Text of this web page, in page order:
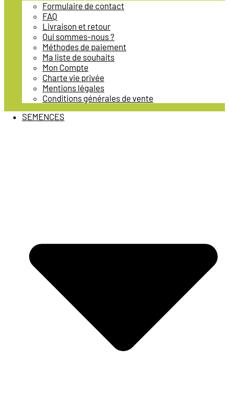
Formulaire de contact
FAQ
Livraison et retour
Qui sommes-nous ?
Méthodes de paiement
Ma liste de souhaits
Mon Compte
Charte vie privée
Mentions légales
Conditions générales de vente
SEMENCES